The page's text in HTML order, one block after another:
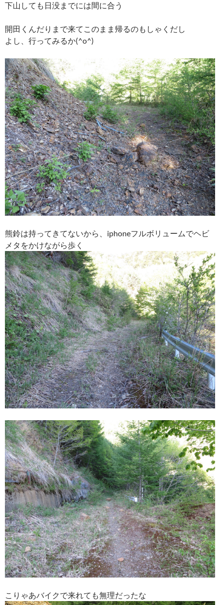
下山しても日没までには間に合う
開田くんだりまで来てこのまま帰るのもしゃくだし
よし、行ってみるか(^o^)
熊鈴は持ってきてないから、iphoneフルボリュームでヘビ
メタをかけながら歩く
こりゃあバイクで来れても無理だったな